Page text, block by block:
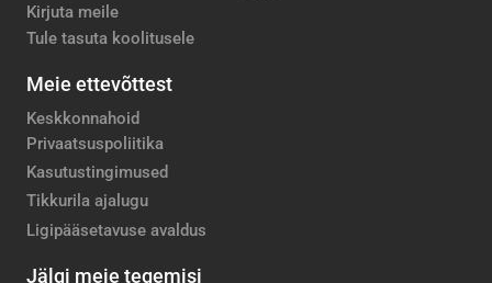
Kirjuta meile
Tule tasuta koolitusele
Meie ettevõttest
Keskkonnahoid
Privaatsuspoliitika
Kasutustingimused
Tikkurila ajalugu
Ligipääsetavuse avaldus
Jälgi meie tegemisi